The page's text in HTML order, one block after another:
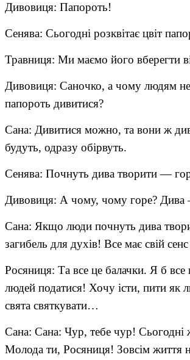
Дивовиця: Папороть!
Сенява: Сьогодні розквітає цвіт
Травниця: Ми маємо його вберегти
Дивовиця: Саночко, а чому людям
папороть дивитися?
Сана: Дивитися можно, та вони ж
будуть, одразу обірвуть.
Сенява: Почнуть дива творити —
Дивовиця: А чому, чому горе?
Сана: Якщо люди почнуть дива
загибель для духів! Все має свій
Росяниця: Та все це балачки. Я б все
людей податися! Хочу істи, пити як
свята святкувати…
Сана: Сана: Чур, тебе чур! Сьогодні
Молода ти, Росяниця! Зовсім життя